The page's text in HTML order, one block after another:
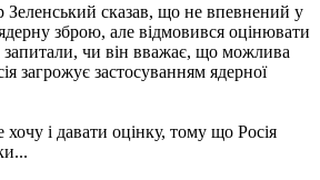
сказав, що не впевнений у
зброю, але відмовився оцінювати
запитали, чи він вважає, що можлива
загрожує застосуванням ядерної
і давати оцінку, тому що Росія